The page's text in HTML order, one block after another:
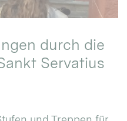
durch die
Servatius